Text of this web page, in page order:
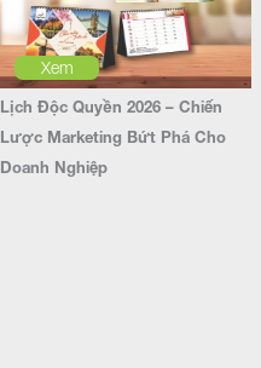
Xem
Lịch Độc Quyền 2026 – Chiến
Lược Marketing Bứt Phá Cho
Doanh Nghiệp